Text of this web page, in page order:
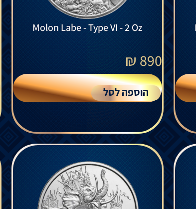
Molon Labe - Type VI - 2 Oz
890
₪
הוספה לסל